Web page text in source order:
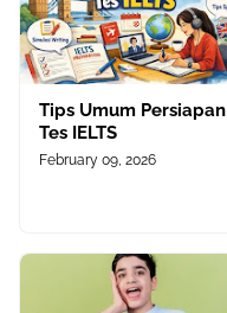
Tips Umum Persiapan
Tes IELTS
February 09, 2026